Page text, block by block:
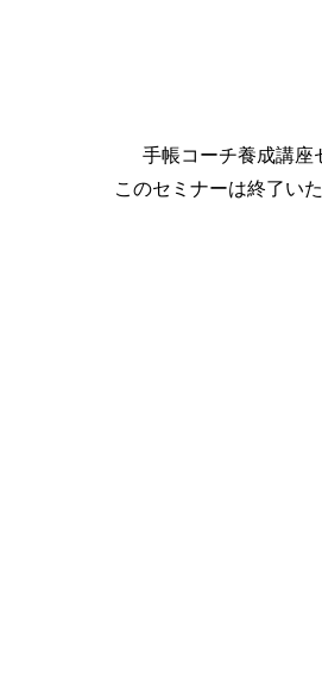
手帳コーチ養成講座
このセミナーは終了いた